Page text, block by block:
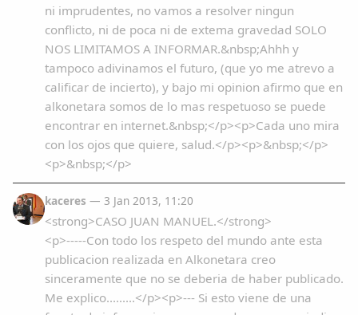
ni imprudentes, no vamos a resolver ningun
conflicto, ni de poca ni de extema gravedad SOLO
NOS LIMITAMOS A INFORMAR.&nbsp;Ahhh y
tampoco adivinamos el futuro, (que yo me atrevo a
calificar de incierto), y bajo mi opinion afirmo que en
alkonetara somos de lo mas respetuoso se puede
encontrar en internet.&nbsp;</p><p>Cada uno mira
con los ojos que quiere, salud.</p><p>&nbsp;</p>
<p>&nbsp;</p>
kaceres — 3 Jan 2013, 11:20
<strong>CASO JUAN MANUEL.</strong>
<p>-----Con todo los respeto del mundo ante esta
publicacion realizada en Alkonetara creo
sinceramente que no se deberia de haber publicado.
Me explico.........</p><p>--- Si esto viene de una